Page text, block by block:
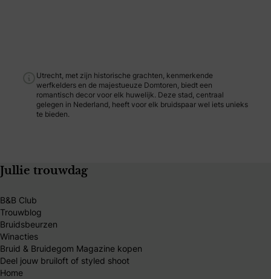
Utrecht, met zijn historische grachten, kenmerkende
werfkelders en de majestueuze Domtoren, biedt een
romantisch decor voor elk huwelijk. Deze stad, centraal
gelegen in Nederland, heeft voor elk bruidspaar wel iets unieks
te bieden.
Jullie trouwdag
B&B Club
Trouwblog
Bruidsbeurzen
Winacties
Bruid & Bruidegom Magazine kopen
Deel jouw bruiloft of styled shoot
Home